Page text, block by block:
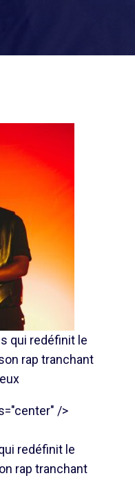
qui redéfinit le
rap tranchant
/>
redéfinit le
rap tranchant